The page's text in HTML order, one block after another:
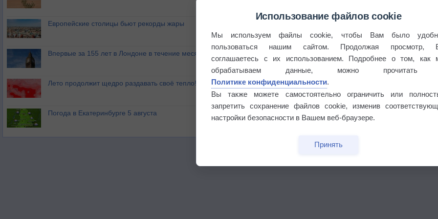
Европейские столицы бьют рекорды жары
Впервые за 155 лет в Лондоне в течение месяца не выпадал дождь
Лето продолжит щедро раздавать своё тепло!
Погода в Екатеринбурге 5 августа
Использование файлов cookie
Мы используем файлы cookie, чтобы Вам было
пользоваться нашим сайтом. Продолжая просмотр,
соглашаетесь с их использованием. Подробнее о том, как
обрабатываем данные, можно прочитать
Политике конфиденциальности.
Вы также можете самостоятельно ограничить или
запретить сохранение файлов cookie, изменив
настройки безопасности в Вашем веб-браузере.
Принять